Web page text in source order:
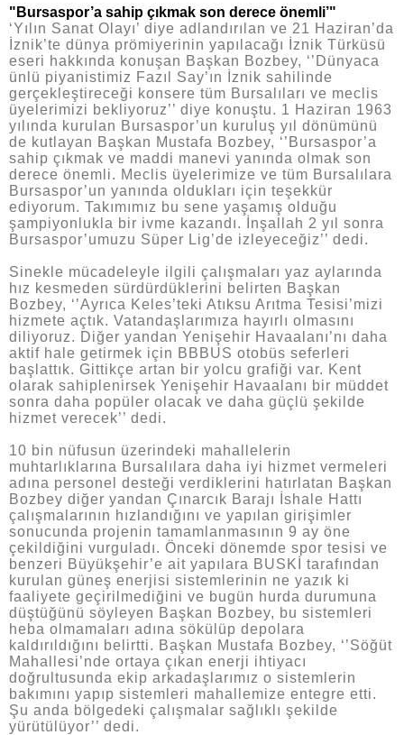
"Bursaspor’a sahip çıkmak son derece önemli’"
‘Yılın Sanat Olayı’ diye adlandırılan ve 21 Haziran’da
İznik’te dünya prömiyerinin yapılacağı İznik Türküsü
eseri hakkında konuşan Başkan Bozbey, ‘’Dünyaca
ünlü piyanistimiz Fazıl Say’ın İznik sahilinde
gerçekleştireceği konsere tüm Bursalıları ve meclis
üyelerimizi bekliyoruz’’ diye konuştu. 1 Haziran 1963
yılında kurulan Bursaspor’un kuruluş yıl dönümünü
de kutlayan Başkan Mustafa Bozbey, ‘’Bursaspor’a
sahip çıkmak ve maddi manevi yanında olmak son
derece önemli. Meclis üyelerimize ve tüm Bursalılara
Bursaspor’un yanında oldukları için teşekkür
ediyorum. Takımımız bu sene yaşamış olduğu
şampiyonlukla bir ivme kazandı. İnşallah 2 yıl sonra
Bursaspor’umuzu Süper Lig’de izleyeceğiz’’ dedi.
Sinekle mücadeleyle ilgili çalışmaları yaz aylarında
hız kesmeden sürdürdüklerini belirten Başkan
Bozbey, ‘’Ayrıca Keles’teki Atıksu Arıtma Tesisi’mizi
hizmete açtık. Vatandaşlarımıza hayırlı olmasını
diliyoruz. Diğer yandan Yenişehir Havaalanı’nı daha
aktif hale getirmek için BBBUS otobüs seferleri
başlattık. Gittikçe artan bir yolcu grafiği var. Kent
olarak sahiplenirsek Yenişehir Havaalanı bir müddet
sonra daha popüler olacak ve daha güçlü şekilde
hizmet verecek’’ dedi.
10 bin nüfusun üzerindeki mahallelerin
muhtarlıklarına Bursalılara daha iyi hizmet vermeleri
adına personel desteği verdiklerini hatırlatan Başkan
Bozbey diğer yandan Çınarcık Barajı İshale Hattı
çalışmalarının hızlandığını ve yapılan girişimler
sonucunda projenin tamamlanmasının 9 ay öne
çekildiğini vurguladı. Önceki dönemde spor tesisi ve
benzeri Büyükşehir’e ait yapılara BUSKİ tarafından
kurulan güneş enerjisi sistemlerinin ne yazık ki
faaliyete geçirilmediğini ve bugün hurda durumuna
düştüğünü söyleyen Başkan Bozbey, bu sistemleri
heba olmamaları adına sökülüp depolara
kaldırıldığını belirtti. Başkan Mustafa Bozbey, ‘’Söğüt
Mahallesi’nde ortaya çıkan enerji ihtiyacı
doğrultusunda ekip arkadaşlarımız o sistemlerin
bakımını yapıp sistemleri mahallemize entegre etti.
Şu anda bölgedeki çalışmalar sağlıklı şekilde
yürütülüyor’’ dedi.